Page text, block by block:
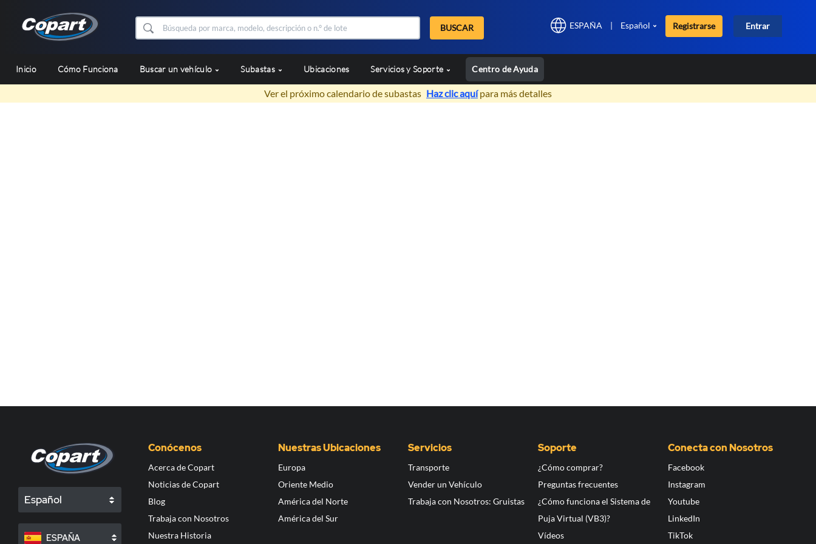
BUSCAR ESPAÑA | Español Registrarse Entrar
Inicio Cómo Funciona Buscar un vehículo Subastas Ubicaciones Servicios y Soporte Centro de Ayuda
Ver el próximo calendario de subastas Haz clic aquípara más detalles
Español
ESPAÑA
Conócenos
Acerca de Copart
Noticias de Copart
Blog
Trabaja con Nosotros
Nuestra Historia
Nuestras Ubicaciones
Europa
Oriente Medio
América del Norte
América del Sur
Servicios
Transporte
Vender un Vehículo
Trabaja con Nosotros: Gruistas
Soporte
¿Cómo comprar?
Preguntas frecuentes
¿Cómo funciona el Sistema de
Puja Virtual (VB3)?
Vídeos
Conecta con Nosotros
Facebook
Instagram
Youtube
LinkedIn
TikTok